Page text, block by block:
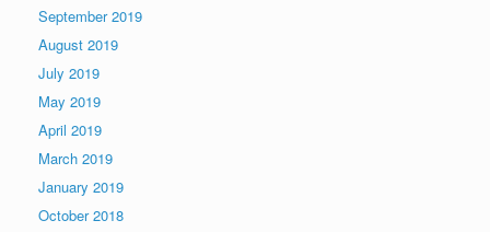
September 2019
August 2019
July 2019
May 2019
April 2019
March 2019
January 2019
October 2018